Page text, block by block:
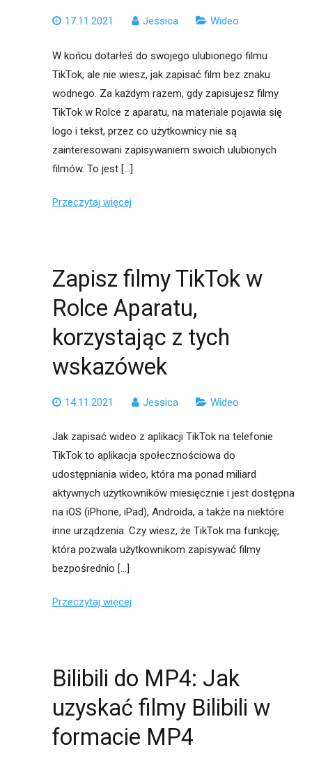
17.11.2021 Jessica Wideo
W końcu dotarłeś do swojego ulubionego filmu
TikTok, ale nie wiesz, jak zapisać film bez znaku
wodnego. Za każdym razem, gdy zapisujesz filmy
TikTok w Rolce z aparatu, na materiale pojawia się
logo i tekst, przez co użytkownicy nie są
zainteresowani zapisywaniem swoich ulubionych
filmów. To jest […]
Przeczytaj więcej
Zapisz filmy TikTok w
Rolce Aparatu,
korzystając z tych
wskazówek
14.11.2021 Jessica Wideo
Jak zapisać wideo z aplikacji TikTok na telefonie
TikTok to aplikacja społecznościowa do
udostępniania wideo, która ma ponad miliard
aktywnych użytkowników miesięcznie i jest dostępna
na iOS (iPhone, iPad), Androida, a także na niektóre
inne urządzenia. Czy wiesz, że TikTok ma funkcję,
która pozwala użytkownikom zapisywać filmy
bezpośrednio […]
Przeczytaj więcej
Bilibili do MP4: Jak
uzyskać filmy Bilibili w
formacie MP4